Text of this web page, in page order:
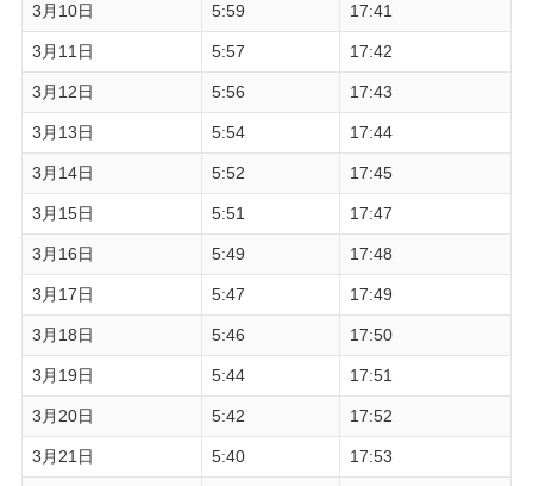
3月10日 5:59 17:41
3月11日 5:57 17:42
3月12日 5:56 17:43
3月13日 5:54 17:44
3月14日 5:52 17:45
3月15日 5:51 17:47
3月16日 5:49 17:48
3月17日 5:47 17:49
3月18日 5:46 17:50
3月19日 5:44 17:51
3月20日 5:42 17:52
3月21日 5:40 17:53